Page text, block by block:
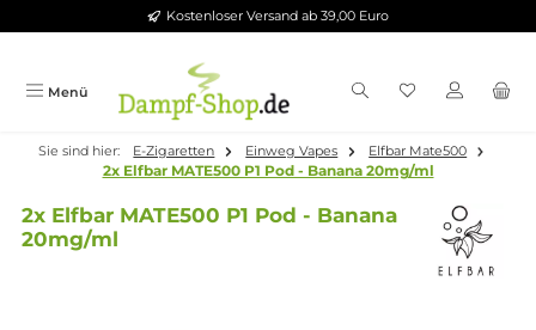
Zum Hauptinhalt springenKostenloser Versand ab 39,00 Euro
Menü
Sie sind hier: E-Zigaretten Einweg Vapes Elfbar Mate500
2x Elfbar MATE500 P1 Pod - Banana